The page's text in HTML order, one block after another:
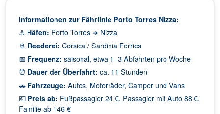
Informationen zur Fährlinie Porto Torres Nizza:
⚓ Häfen: Porto Torres ➜ Nizza
🚢 Reederei: Corsica / Sardinia Ferries
📅 Frequenz: saisonal, etwa 1–3 Abfahrten pro Woche
⏰ Dauer der Überfahrt: ca. 11 Stunden
🚗 Fahrzeuge: Autos, Motorräder, Camper und Vans
💶 Preis ab: Fußpassagier 24 €, Passagier mit Auto 88 €,
Familie ab 146 €